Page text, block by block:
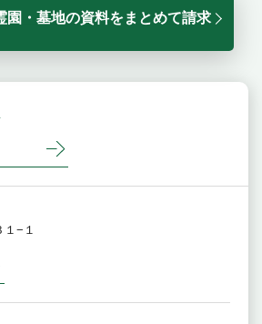
園・墓地の資料をまとめて請求
１−１